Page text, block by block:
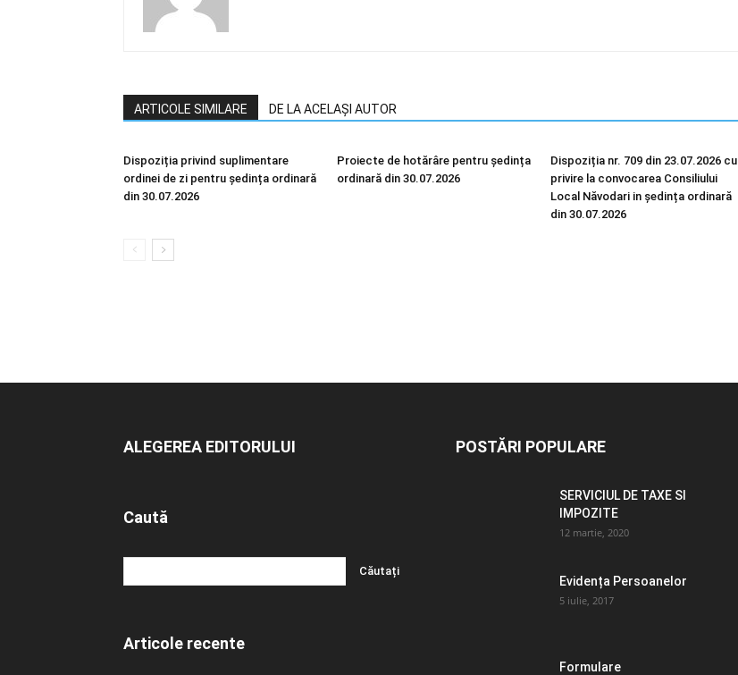
ARTICOLE SIMILARE DE LA ACELAȘI AUTOR
Dispoziția privind suplimentare
ordinei de zi pentru ședința ordinară
din 30.07.2026
Proiecte de hotărâre pentru ședința
ordinară din 30.07.2026
Dispoziția nr. 709 din 23.07.2026 cu
privire la convocarea Consiliului
Local Năvodari in ședința ordinară
din 30.07.2026
ALEGEREA EDITORULUI
Caută
Articole recente
POSTĂRI POPULARE
SERVICIUL DE TAXE SI
IMPOZITE
12 martie, 2020
Evidența Persoanelor
5 iulie, 2017
Formulare